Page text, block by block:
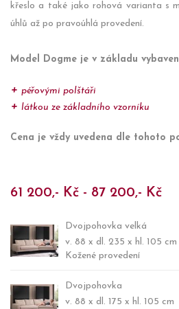
křeslo a také jako rohová varianta s
úhlů až po pravoúhlá provedení.
Model Dogme je v základu
péřovými polštáři
látkou ze základního vzorníku
Cena je vždy uvedena dle tohoto
61 200,- Kč - 87 200,- Kč
Dvojpohovka velká
v. 88 x dl. 235 x hl. 105 cm
Kožené provedení
Dvojpohovka
v. 88 x dl. 175 x hl. 105 cm